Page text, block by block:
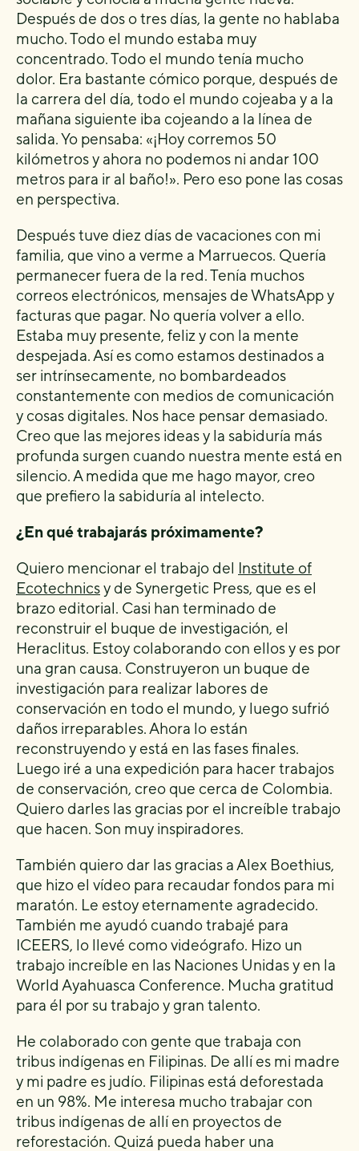
Después de dos o tres días, la gente no hablaba
mucho. Todo el mundo estaba muy
concentrado. Todo el mundo tenía mucho
dolor. Era bastante cómico porque, después de
la carrera del día, todo el mundo cojeaba y a la
mañana siguiente iba cojeando a la línea de
salida. Yo pensaba: «¡Hoy corremos 50
kilómetros y ahora no podemos ni andar 100
metros para ir al baño!». Pero eso pone las cosas
en perspectiva.
Después tuve diez días de vacaciones con mi
familia, que vino a verme a Marruecos. Quería
permanecer fuera de la red. Tenía muchos
correos electrónicos, mensajes de WhatsApp y
facturas que pagar. No quería volver a ello.
Estaba muy presente, feliz y con la mente
despejada. Así es como estamos destinados a
ser intrínsecamente, no bombardeados
constantemente con medios de comunicación
y cosas digitales. Nos hace pensar demasiado.
Creo que las mejores ideas y la sabiduría más
profunda surgen cuando nuestra mente está en
silencio. A medida que me hago mayor, creo
que prefiero la sabiduría al intelecto.
¿En qué trabajarás próximamente?
Quiero mencionar el trabajo del Institute of
Ecotechnicsy de Synergetic Press, que es el
brazo editorial. Casi han terminado de
reconstruir el buque de investigación, el
Heraclitus. Estoy colaborando con ellos y es por
una gran causa. Construyeron un buque de
investigación para realizar labores de
conservación en todo el mundo, y luego sufrió
daños irreparables. Ahora lo están
reconstruyendo y está en las fases finales.
Luego iré a una expedición para hacer trabajos
de conservación, creo que cerca de Colombia.
Quiero darles las gracias por el increíble trabajo
que hacen. Son muy inspiradores.
También quiero dar las gracias a Alex Boethius,
que hizo el vídeo para recaudar fondos para mi
maratón. Le estoy eternamente agradecido.
También me ayudó cuando trabajé para
ICEERS, lo llevé como videógrafo. Hizo un
trabajo increíble en las Naciones Unidas y en la
World Ayahuasca Conference. Mucha gratitud
para él por su trabajo y gran talento.
He colaborado con gente que trabaja con
tribus indígenas en Filipinas. De allí es mi madre
y mi padre es judío. Filipinas está deforestada
en un 98%. Me interesa mucho trabajar con
tribus indígenas de allí en proyectos de
reforestación. Quizá pueda haber una